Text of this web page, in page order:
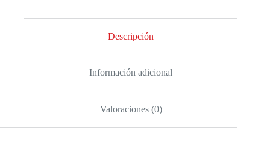
Descripción
Información adicional
Valoraciones (0)